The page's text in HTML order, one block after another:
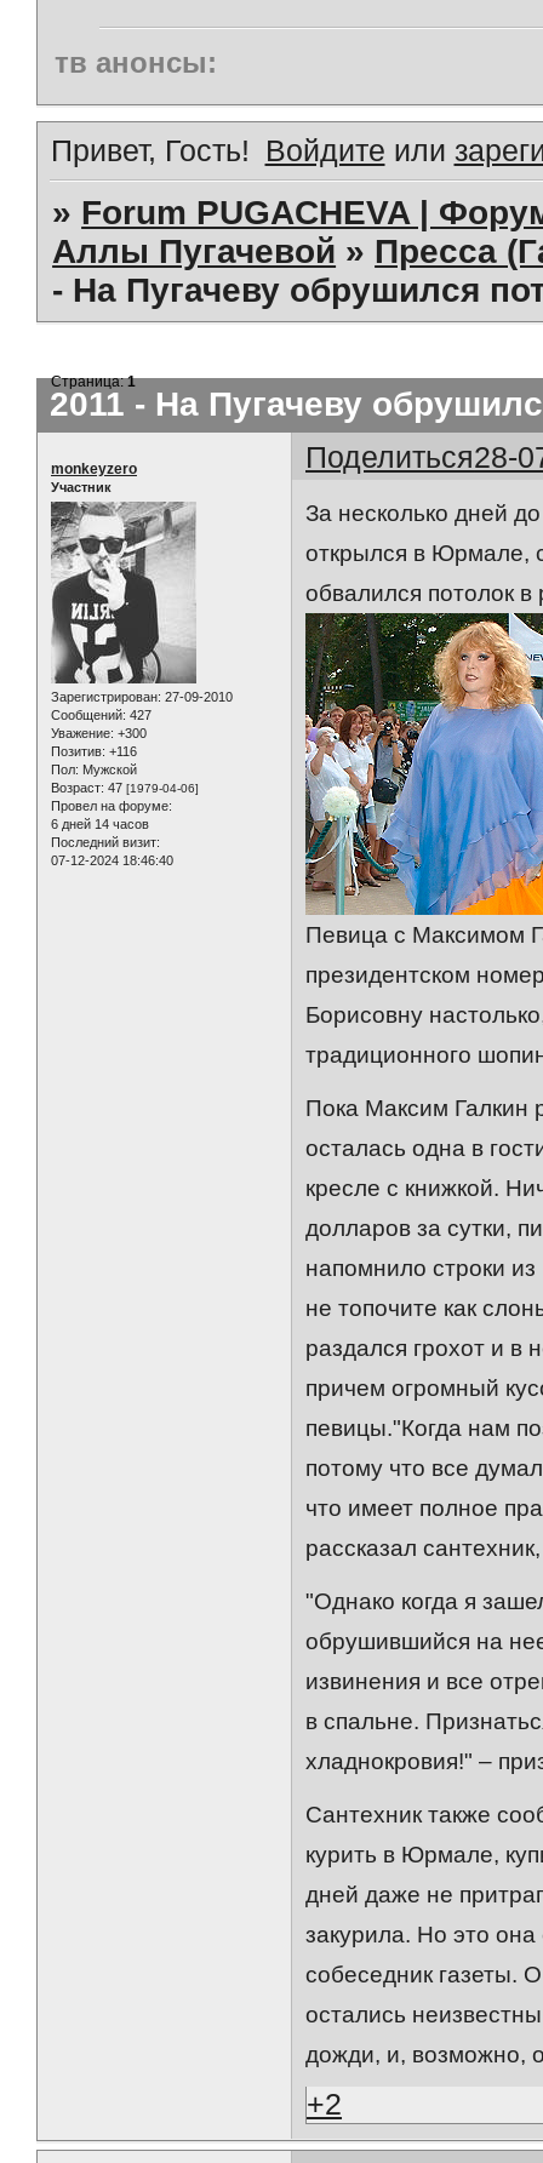
тв анонсы:
Привет, Гость! Войдите или
» Forum PUGACHEVA |
Аллы Пугачевой » Пресса
- На Пугачеву обрушился
2011 - На Пугачеву
Страница:1
Поделиться28-
monkeyzero
Участник
Зарегистрирован: 27-09-2010
Сообщений: 427
Уважение: +300
Позитив: +116
Пол: Мужской
Возраст: 47 [1979-04-06]
Провел на форуме:
6 дней 14 часов
Последний визит:
07-12-2024 18:46:40
За несколько дней
открылся в Юрмале,
обвалился потолок
Певица с Максимом
президентском
Борисовну
традиционного
Пока Максим
осталась одна в
кресле с книжкой.
долларов за сутки,
напомнило строки
не топочите как
раздался грохот и в
причем огромный
певицы."Когда нам
потому что все
что имеет полное
рассказал
"Однако когда я
обрушившийся на
извинения и все
в спальне.
хладнокровия!" –
Сантехник также
курить в Юрмале,
дней даже не
закурила. Но это
собеседник газеты.
остались
дожди, и, возможно,
+2